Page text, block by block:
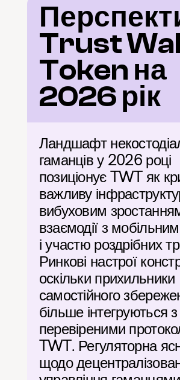
Trust
Token на
2026 рік
Ландшафт
гаманців у 2026 році
позиціонує TWT як
важливу
вибуховим
взаємодії з
і участю роздрібних
Ринкові настрої
оскільки прихильники
самостійного
більше інтегруються з
перевіреними
TWT. Регуляторна
щодо